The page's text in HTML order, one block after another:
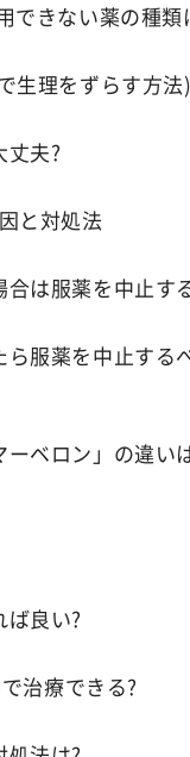
できない薬の種類
生理をずらす方法)
丈夫?
と対処法
は服薬を中止す
服薬を中止する
ベロン」の違い
ば良い?
治療できる?